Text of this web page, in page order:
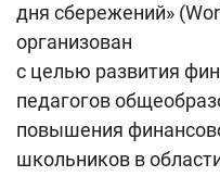
дня сбережений»
организован
с целью развития
педагогов
повышения
школьников в